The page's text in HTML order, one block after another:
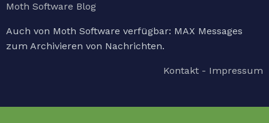
Moth Software Blog
Auch von Moth Software verfügbar: MAX Messages
zum Archivieren von Nachrichten.
Kontakt - Impressum